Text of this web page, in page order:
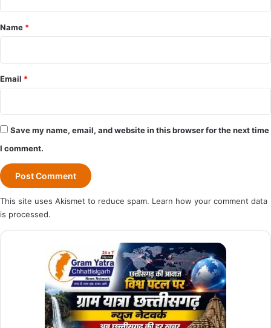
*
Name *
Email *
Save my name, email, and website in this browser for the next time
I comment.
This site uses Akismet to reduce spam. Learn how your comment data
is processed.